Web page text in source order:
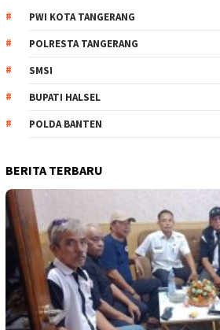
PWI KOTA TANGERANG
POLRESTA TANGERANG
SMSI
BUPATI HALSEL
POLDA BANTEN
BERITA TERBARU